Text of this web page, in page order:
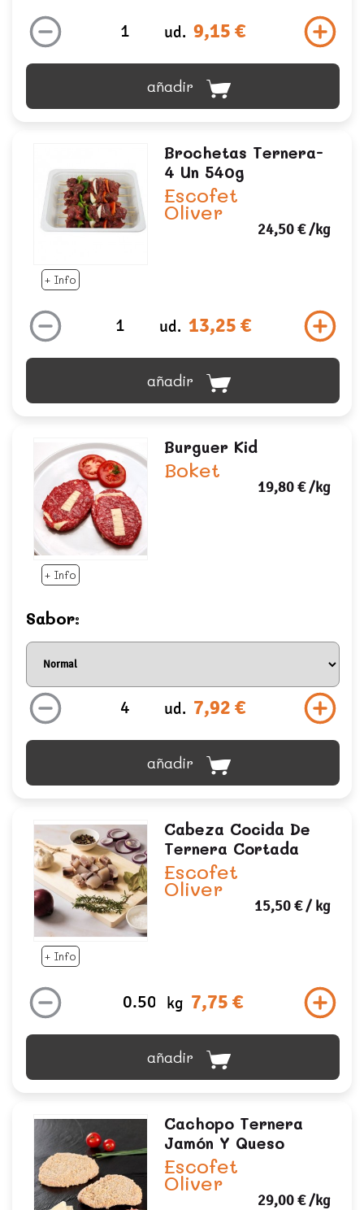
ud. 9,15 €
añadir
+ Info
Brochetas Ternera-
4 Un 540g
Escofet
Oliver
24,50 €/kg
ud. 13,25 €
añadir
+ Info
Burguer Kid
Boket
19,80 €/kg
Sabor:
ud. 7,92 €
añadir
+ Info
Cabeza Cocida De
Ternera Cortada
Escofet
Oliver
15,50 €/ kg
kg 7,75 €
añadir
Cachopo Ternera
Jamón Y Queso
Escofet
Oliver
29,00 €/kg